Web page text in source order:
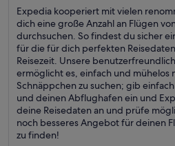
Expedia kooperiert mit vielen
dich eine große Anzahl an Flügen
durchsuchen. So findest du sicher
für die für dich perfekten
Reisezeit. Unsere
ermöglicht es, einfach und mühelos
Schnäppchen zu suchen; gib
und deinen Abflughafen ein und
deine Reisedaten an und prüfe
noch besseres Angebot für deinen
zu finden!